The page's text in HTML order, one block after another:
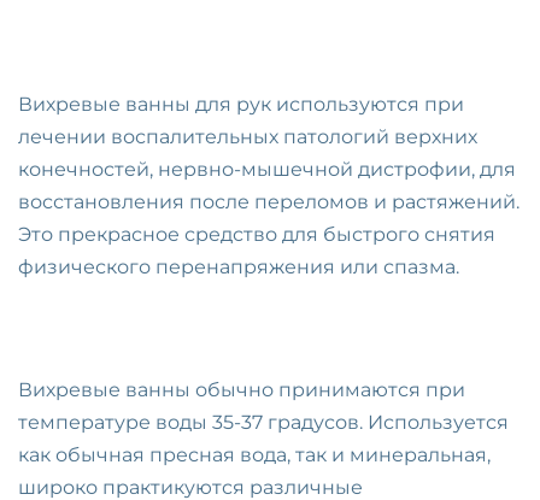
Вихревые ванны для рук используются при
лечении воспалительных патологий верхних
конечностей, нервно-мышечной дистрофии, для
восстановления после переломов и растяжений.
Это прекрасное средство для быстрого снятия
физического перенапряжения или спазма.
Вихревые ванны обычно принимаются при
температуре воды 35-37 градусов. Используется
как обычная пресная вода, так и минеральная,
широко практикуются различные